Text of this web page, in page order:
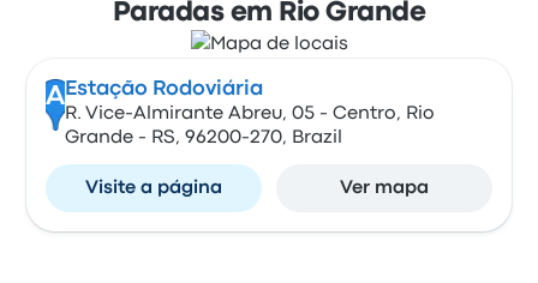
Paradas em Rio Grande
A Estação Rodoviária
R. Vice-Almirante Abreu, 05 - Centro, Rio
Grande - RS, 96200-270, Brazil
Visite a página Ver mapa